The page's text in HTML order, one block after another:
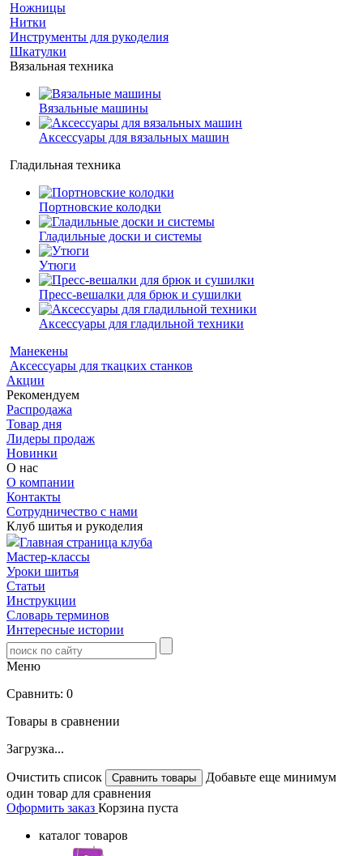
Ножницы
Нитки
Инструменты для рукоделия
Шкатулки
Вязальная техника
Вязальные машины
Аксессуары для вязальных машин
Гладильная техника
Портновские колодки
Гладильные доски и системы
Утюги
Пресс-вешалки для брюк и сушилки
Аксессуары для гладильной техники
Манекены
Аксессуары для ткацких станков
Акции
Рекомендуем
Распродажа
Товар дня
Лидеры продаж
Новинки
О нас
О компании
Контакты
Сотрудничество с нами
Клуб шитья и рукоделия
Главная страница клуба
Мастер-классы
Уроки шитья
Статьи
Инструкции
Словарь терминов
Интересные истории
Меню
Сравнить: 0
Товары в сравнении
Загрузка...
Очистить список
Добавьте еще минимум
один товар для сравнения
Оформить заказ Корзина пуста
каталог товаров